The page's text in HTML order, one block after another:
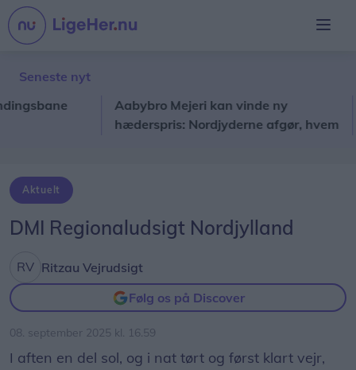
Seneste nyt
Aabybro Mejeri kan vinde ny
hæderspris: Nordjyderne afgør, hvem
Aktuelt
DMI Regionaludsigt Nordjylland
Ritzau Vejrudsigt
Følg os på Discover
08. september 2025 kl. 16.59
I aften en del sol, og i nat tørt og først klart vejr,